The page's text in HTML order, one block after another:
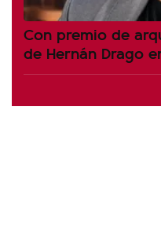
Con premio de
de Hernán Drago